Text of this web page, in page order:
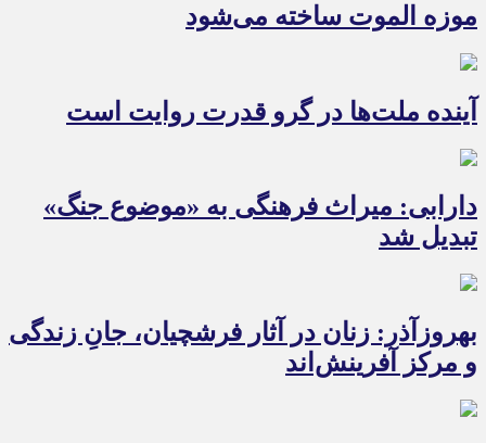
موزه الموت ساخته می‌شود
آینده ملت‌ها در گرو قدرت روایت است
دارابی: میراث‌ فرهنگی به «موضوع جنگ»
تبدیل شد
بهروزآذر: زنان در آثار فرشچیان، جانِ زندگی
و مرکز آفرینش‌اند